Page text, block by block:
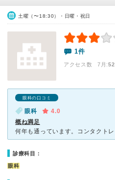
土曜（〜18:30）・日曜・祝日
1件
アクセス数 7月:52
眼科の口コミ
眼科
4.0
概ね満足
診療科目：
眼科